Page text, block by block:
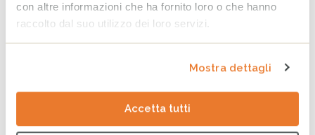
con altre informazioni che ha fornito loro o che hanno
raccolto dal suo utilizzo dei loro servizi.
Mostra dettagli
Accetta tutti
l’emergenza non si ferma
quando la terra smette di
tremare
24 LUGLIO 2026